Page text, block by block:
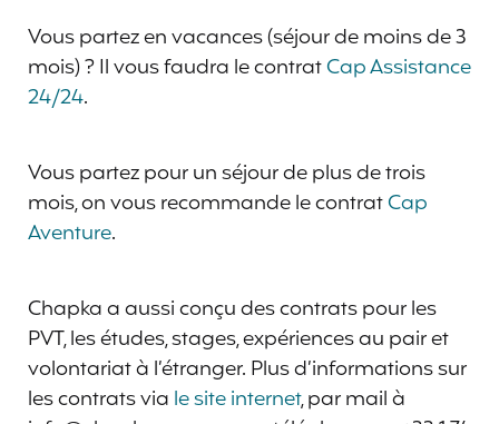
Vous partez en vacances (séjour de moins de 3
mois) ? Il vous faudra le contratCap Assistance
24/24.
Vous partez pour un séjour de plus de trois
mois, on vous recommande le contratCap
Aventure.
Chapka a aussi conçu des contrats pour les
PVT, les études, stages, expériences au pair et
volontariat à l’étranger. Plus d’informations sur
les contrats via le site internet, par mail à